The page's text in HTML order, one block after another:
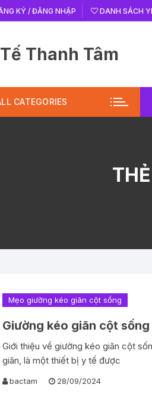
KÝ / ĐĂNG NHẬP DANH SÁCH
Thanh Tâm
CATEGORIES
Mẹo giường kéo giãn cột sống
Giường kéo giãn cột sống
Giới thiệu về giường kéo giãn cột
giãn, là một thiết bị y tế được
bactam 28/09/2024